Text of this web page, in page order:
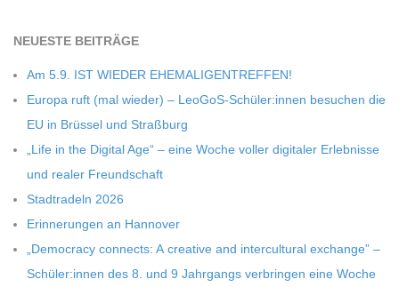
NEU­ESTE BEITRÄGE
Am 5.9. IST WIEDER EHEMALIGENTREFFEN!
Europa ruft (mal wie­der) – LeoGoS-Schüler:innen besu­chen die
EU in Brüs­sel und Straßburg
„Life in the Digi­tal Age“ – eine Woche vol­ler digi­ta­ler Erleb­nisse
und rea­ler Freundschaft
Stadt­ra­deln 2026
Erin­ne­run­gen an Hannover
„Demo­cracy con­nects: A crea­tive and inter­cul­tu­ral exch­ange” –
Schüler:innen des 8. und 9 Jahr­gangs ver­brin­gen eine Woche